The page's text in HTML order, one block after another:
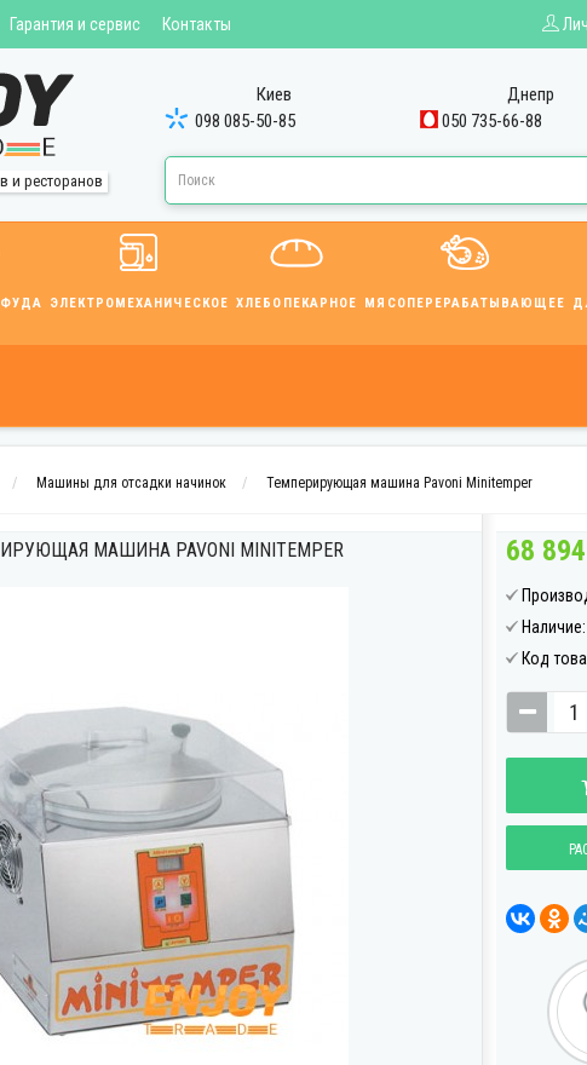
Гарантия и сервис Контакты
и ресторанов
Киев
098 085-50-85
Днепр
050 735-66-88
ЭЛЕКТРОМЕХАНИЧЕСКОЕ ХЛЕБОПЕКАРНОЕ МЯСОПЕРЕРАБАТЫВАЮЩЕЕ
Машины для отсадки начинок Темперирующая машина Pavoni Minitemper
МАШИНА PAVONI MINITEMPER 68
Наличие:
Код